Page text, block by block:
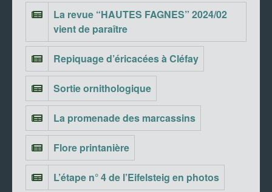
La revue “HAUTES FAGNES” 2024/02
vient de paraître
Repiquage d’éricacées à Cléfay
Sortie ornithologique
La promenade des marcassins
Flore printanière
L’étape n° 4 de l’Eifelsteig en photos